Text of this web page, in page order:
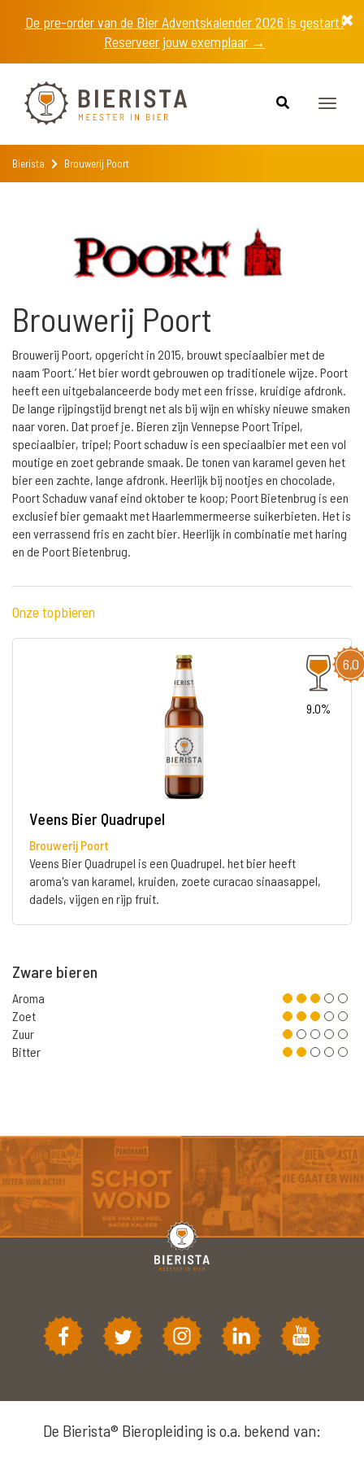
De pre-order van de Bier Adventskalender 2026 is gestart!
Reserveer jouw exemplaar →
Toggle
Bierista Brouwerij Poort
Brouwerij Poort
Brouwerij Poort, opgericht in 2015, brouwt speciaalbier met de
naam ‘Poort.’ Het bier wordt gebrouwen op traditionele wijze. Poort
heeft een uitgebalanceerde body met een frisse, kruidige afdronk.
De lange rijpingstijd brengt net als bij wijn en whisky nieuwe smaken
naar voren. Dat proef je. Bieren zijn Vennepse Poort Tripel,
speciaalbier, tripel; Poort schaduw is een speciaalbier met een vol
moutige en zoet gebrande smaak. De tonen van karamel geven het
bier een zachte, lange afdronk. Heerlijk bij nootjes en chocolade,
Poort Schaduw vanaf eind oktober te koop; Poort Bietenbrug is een
exclusief bier gemaakt met Haarlemmermeerse suikerbieten. Het is
een verrassend fris en zacht bier. Heerlijk in combinatie met haring
en de Poort Bietenbrug.
Onze topbieren
6,0
9.0%
Veens Bier Quadrupel
Brouwerij Poort
Veens Bier Quadrupel is een Quadrupel. het bier heeft
aroma's van karamel, kruiden, zoete curacao sinaasappel,
dadels, vijgen en rijp fruit.
Zware bieren
Aroma
Zoet
Zuur
Bitter
De Bierista® Bieropleiding is o.a. bekend van: